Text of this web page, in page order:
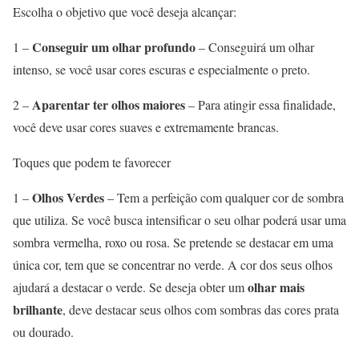
Escolha o objetivo que você deseja alcançar:
1 –Conseguir um olhar profundo– Conseguirá um olhar
intenso, se você usar cores escuras e especialmente o preto.
2 –Aparentar ter olhos maiores– Para atingir essa finalidade,
você deve usar cores suaves e extremamente brancas.
Toques que podem te favorecer
1 –Olhos Verdes– Tem a perfeição com qualquer cor de sombra
que utiliza. Se você busca intensificar o seu olhar poderá usar uma
sombra vermelha, roxo ou rosa. Se pretende se destacar em uma
única cor, tem que se concentrar no verde. A cor dos seus olhos
ajudará a destacar o verde. Se deseja obter umolhar mais
brilhante, deve destacar seus olhos com sombras das cores prata
ou dourado.